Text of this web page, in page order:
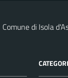
Comune di Isola